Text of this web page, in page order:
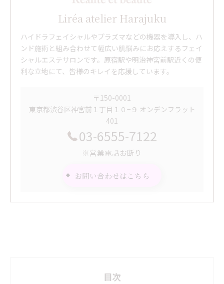
Liréa atelier Harajuku
ハイドラフェイシャルやプラズマなどの機器を導入し、ハ
ンド施術と組み合わせて幅広い肌悩みにお応えするフェイ
シャルエステサロンです。原宿駅や明治神宮前駅近くの便
利な立地にて、皆様のキレイを応援しています。
〒150-0001
東京都渋谷区神宮前１丁目１０−９ オンデンフラット
401
03-6555-7122
※営業電話お断り
お問い合わせはこちら
目次